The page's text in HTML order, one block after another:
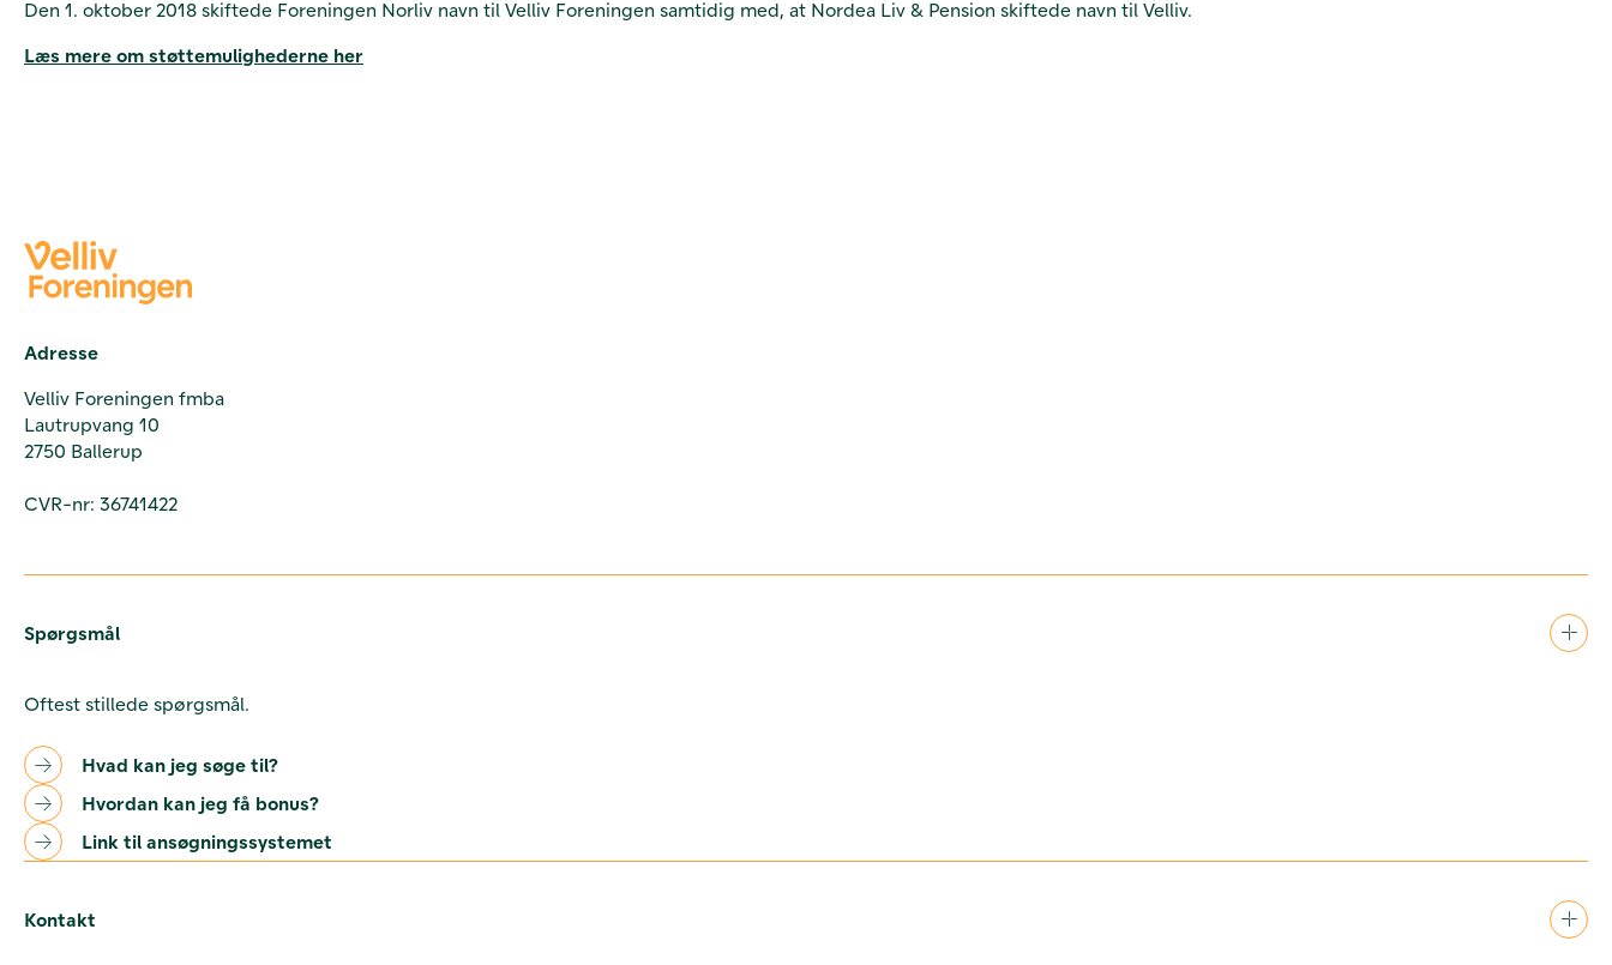
Den 1. oktober 2018 skiftede Foreningen Norliv navn til Velliv Foreningen samtidig med, at Nordea Liv & Pension skiftede navn til Velliv.
Læs mere om støttemulighederne her
Adresse
Velliv Foreningen fmba
Lautrupvang 10
2750 Ballerup
CVR-nr: 36741422
Spørgsmål
Oftest stillede spørgsmål.
Hvad kan jeg søge til?
Hvordan kan jeg få bonus?
Link til ansøgningssystemet
Kontakt